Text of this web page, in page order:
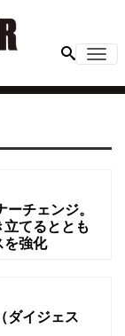
チェンジ。
てるととも
を強化
ダイジェス